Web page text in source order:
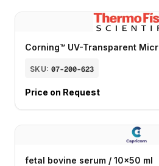
Corning™ UV-Transparent
SKU: 07-200-623
Price on Request
fetal bovine serum / 10x50 ml